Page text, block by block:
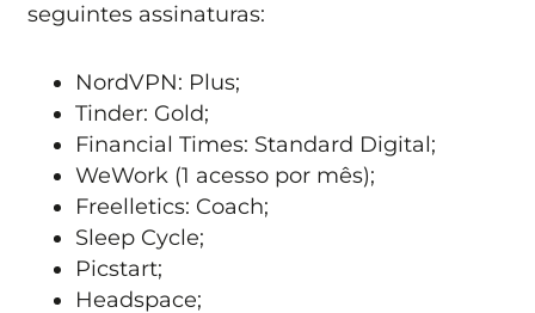
seguintes assinaturas:
NordVPN: Plus;
Tinder: Gold;
Financial Times: Standard Digital;
WeWork (1 acesso por mês);
Freelletics: Coach;
Sleep Cycle;
Picstart;
Headspace;